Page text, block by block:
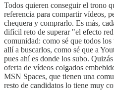
Todos quieren conseguir el trono
referencia para compartir vídeos,
chequera y comprarlo. Es más,
difícil reto de superar "el efecto
comunidad: como sé que todos
allí a buscarlos, como sé que a
pues ahí es donde los subo.
oferta de vídeos colgados
MSN Spaces, que tienen una
resto de candidatos lo tiene muy